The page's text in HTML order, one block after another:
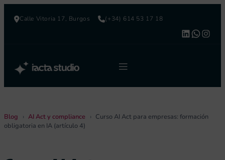
Calle Vitoria 17, Burgos (+34) 614 53 17 18
https://
Blog › AI Act y compliance › Curso AI Act para empresas: formación
obligatoria en IA (artículo 4)